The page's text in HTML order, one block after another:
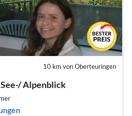
10 km von Oberteuringen
Alpenblick